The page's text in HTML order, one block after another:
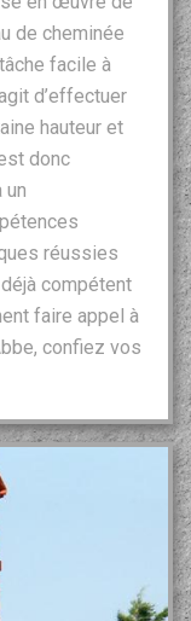
de cheminée
facile à
d’effectuer
hauteur et
donc
un
réussies
compétent
faire appel à
confiez vos